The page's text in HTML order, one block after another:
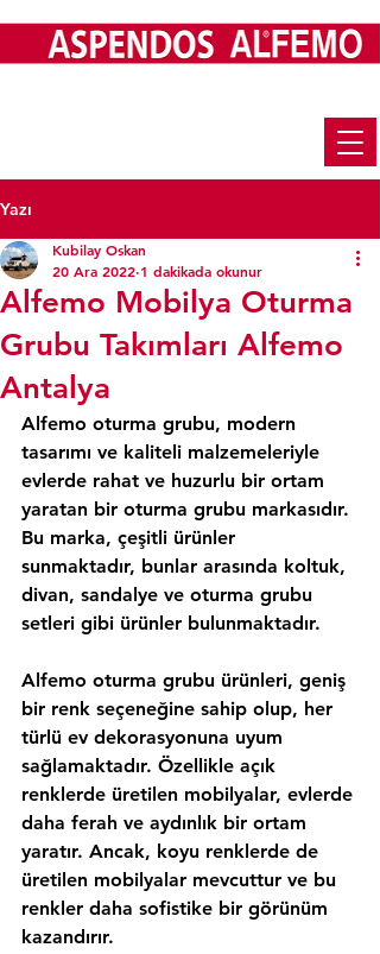
Yazı
Alfemo Mobilya Oturma
Grubu Takımları Alfemo
Antalya
Kubilay Oskan
20 Ara 2022 1 dakikada okunur
Alfemo oturma grubu, modern
tasarımı ve kaliteli malzemeleriyle
evlerde rahat ve huzurlu bir ortam
yaratan bir oturma grubu markasıdır.
Bu marka, çeşitli ürünler
sunmaktadır, bunlar arasında koltuk,
divan, sandalye ve oturma grubu
setleri gibi ürünler bulunmaktadır.
Alfemo oturma grubu ürünleri, geniş
bir renk seçeneğine sahip olup, her
türlü ev dekorasyonuna uyum
sağlamaktadır. Özellikle açık
renklerde üretilen mobilyalar, evlerde
daha ferah ve aydınlık bir ortam
yaratır. Ancak, koyu renklerde de
üretilen mobilyalar mevcuttur ve bu
renkler daha sofistike bir görünüm
kazandırır.